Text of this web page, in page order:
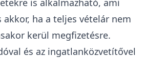
is alkalmazható, ami
ha a teljes vételár nem
kerül megfizetésre.
és az ingatlanközvetítővel